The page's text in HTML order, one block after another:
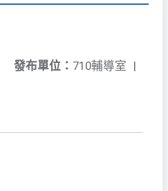
發布單位： 710輔導室 |